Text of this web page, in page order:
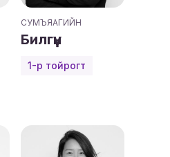
СУМЪЯАГИЙН
Билгүүн
1-р тойрогт